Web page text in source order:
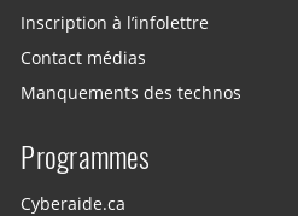
Inscription à l’infolettre
Contact médias
Manquements des technos
Programmes
Cyberaide.ca